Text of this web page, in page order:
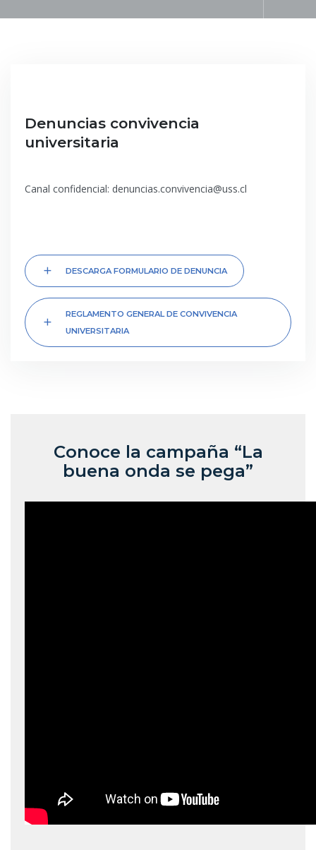
Denuncias convivencia
universitaria
Canal confidencial: denuncias.convivencia@uss.cl
add DESCARGA FORMULARIO DE DENUNCIA
add
REGLAMENTO GENERAL DE CONVIVENCIA
UNIVERSITARIA
Conoce la campaña “La
buena onda se pega”